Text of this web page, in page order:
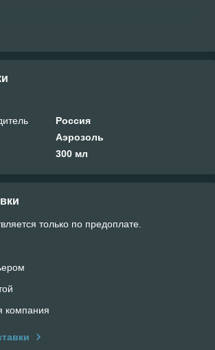
Россия
Аэрозоль
300 мл
только по предоплате.
компания